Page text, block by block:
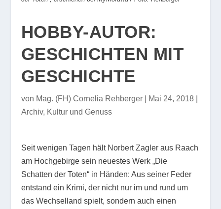
HOBBY-AUTOR:
GESCHICHTEN MIT
GESCHICHTE
von Mag. (FH) Cornelia Rehberger| Mai 24, 2018|
Archiv, Kultur und Genuss
Seit wenigen Tagen hält Norbert Zagler aus Raach
am Hochgebirge sein neuestes Werk „Die
Schatten der Toten“ in Händen: Aus seiner Feder
entstand ein Krimi, der nicht nur im und rund um
das Wechselland spielt, sondern auch einen